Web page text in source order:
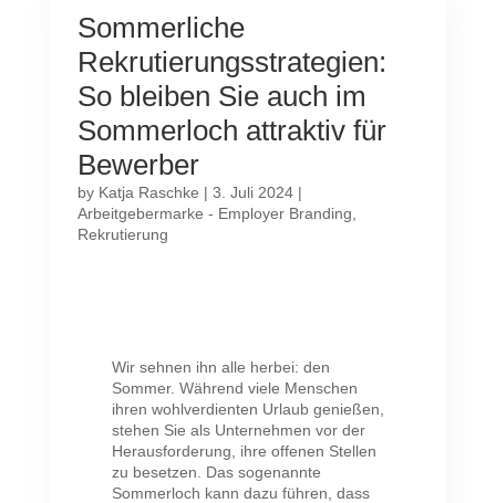
Sommerliche
Rekrutierungsstrategien:
So bleiben Sie auch im
Sommerloch attraktiv für
Bewerber
by Katja Raschke | 3. Juli 2024|
Arbeitgebermarke - Employer Branding
Rekrutierung
Wir sehnen ihn alle herbei: den
Sommer. Während viele Menschen
ihren wohlverdienten Urlaub genießen,
stehen Sie als Unternehmen vor der
Herausforderung, ihre offenen Stellen
zu besetzen. Das sogenannte
Sommerloch kann dazu führen, dass